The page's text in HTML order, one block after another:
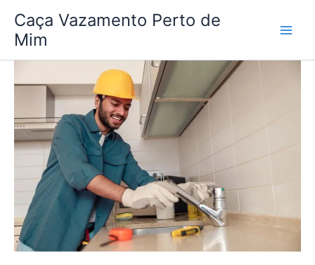
para
conteúdo
Caça Vazamento Perto de
Mim